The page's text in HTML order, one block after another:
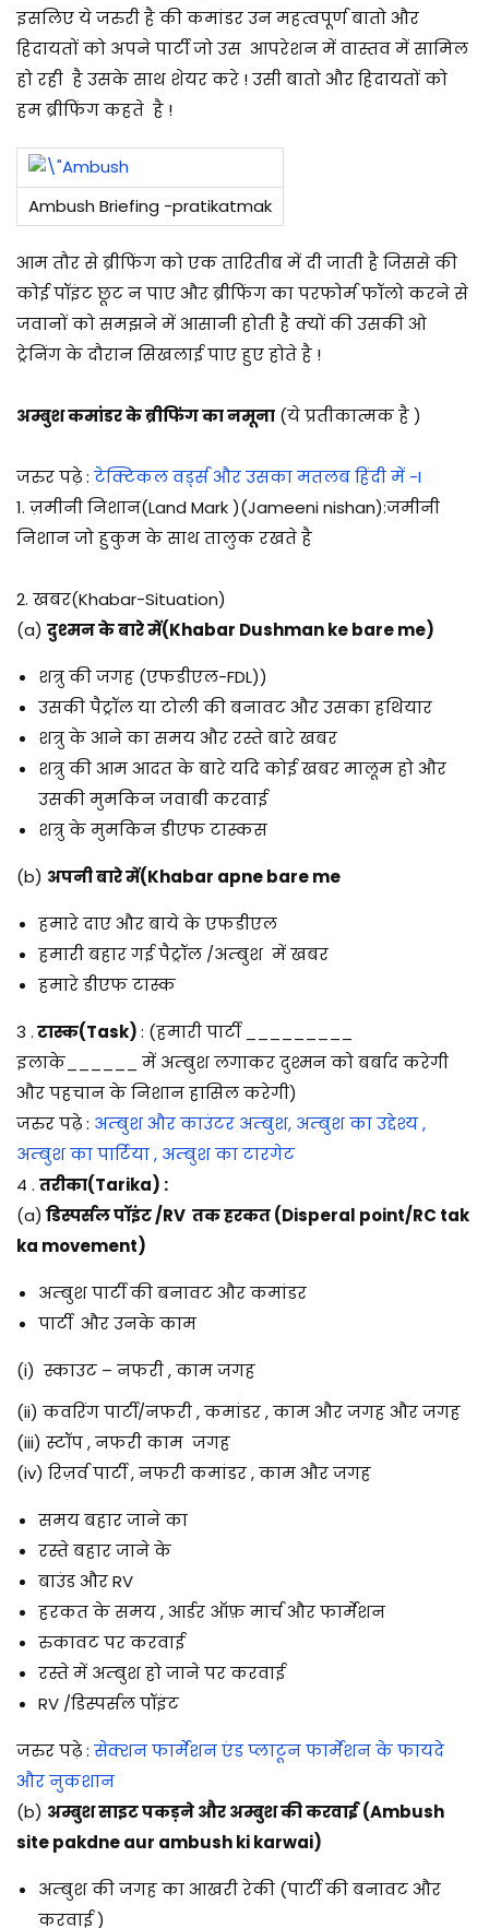
इसलिए ये जरुरी है की कमांडर उन महत्वपूर्ण बातो और
हिदायतों को अपने पार्टी जो उस आपरेशन में वास्तव में सामिल
हो रही है उसके साथ शेयर करे ! उसी बातो और हिदायतों को
हम ब्रीफिंग कहते है !
Ambush Briefing -pratikatmak
आम तौर से ब्रीफिंग को एक तारितीब में दी जाती है जिससे की
कोई पॉइंट छूट न पाए और ब्रीफिंग का परफोर्म फॉलो करने से
जवानों को समझने में आसानी होती है क्यों की उसकी ओ
ट्रेनिंग के दौरान सिखलाई पाए हुए होते है !
अम्बुश कमांडर के ब्रीफिंग का नमूना (ये प्रतीकात्मक है )
जरुर पढ़े : टेक्टिकल वर्ड्स और उसका मतलब हिंदी में -I
1. ज़मीनी निशान(Land Mark )(Jameeni nishan):जमीनी
निशान जो हुकुम के साथ तालुक रखते है
2. खबर(Khabar-Situation)
(a) दुश्मन के बारे में(Khabar Dushman ke bare me)
शत्रु की जगह (एफडीएल-FDL))
उसकी पैट्रॉल या टोली की बनावट और उसका हथियार
शत्रु के आने का समय और रस्ते बारे खबर
शत्रु की आम आदत के बारे यदि कोई खबर मालूम हो और
उसकी मुमकिन जवाबी करवाई
शत्रु के मुमकिन डीएफ टास्कस
(b) अपनी बारे में(Khabar apne bare me
हमारे दाए और बाये के एफडीएल
हमारी बहार गई पैट्रॉल /अम्बुश में खबर
हमारे डीएफ टास्क
3 .टास्क(Task): (हमारी पार्टी _________
इलाके______ में अम्बुश लगाकर दुश्मन को बर्बाद करेगी
और पहचान के निशान हासिल करेगी)
जरुर पढ़े : अम्बुश और काउंटर अम्बुश, अम्बुश का उद्देश्य ,
अम्बुश का पार्टिया , अम्बुश का टारगेट
4 . तरीका(Tarika) :
(a) डिस्पर्सल पॉइंट /RV तक हरकत (Disperal point/RC tak
ka movement)
अम्बुश पार्टी की बनावट और कमांडर
पार्टी और उनके काम
(i) स्काउट – नफरी , काम जगह
(ii) कवरिंग पार्टी/नफरी , कमांडर , काम और जगह और जगह
(iii) स्टॉप , नफरी काम जगह
(iv) रिज़र्व पार्टी , नफरी कमांडर , काम और जगह
समय बहार जाने का
रस्ते बहार जाने के
बाउंड और RV
हरकत के समय , आर्डर ऑफ़ मार्च और फार्मेशन
रुकावट पर करवाई
रस्ते में अम्बुश हो जाने पर करवाई
RV /डिस्पर्सल पॉइंट
जरुर पढ़े : सेक्शन फार्मेशन एंड प्लाटून फार्मेशन के फायदे
और नुकशान
(b) अम्बुश साइट पकड़ने और अम्बुश की करवाई (Ambush
site pakdne aur ambush ki karwai)
अम्बुश की जगह का आखरी रेकी (पार्टी की बनावट और
करवाई )